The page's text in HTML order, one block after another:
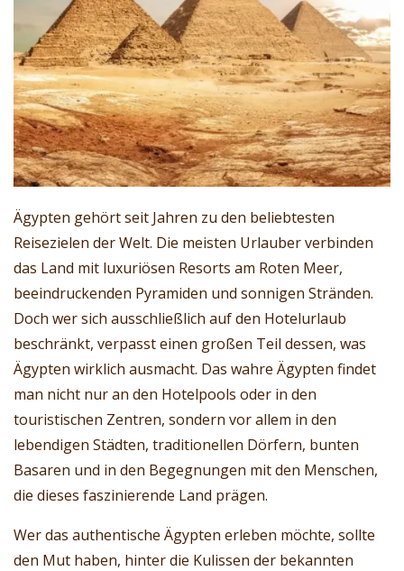
Ägypten gehört seit Jahren zu den beliebtesten
Reisezielen der Welt. Die meisten Urlauber verbinden
das Land mit luxuriösen Resorts am Roten Meer,
beeindruckenden Pyramiden und sonnigen Stränden.
Doch wer sich ausschließlich auf den Hotelurlaub
beschränkt, verpasst einen großen Teil dessen, was
Ägypten wirklich ausmacht. Das wahre Ägypten findet
man nicht nur an den Hotelpools oder in den
touristischen Zentren, sondern vor allem in den
lebendigen Städten, traditionellen Dörfern, bunten
Basaren und in den Begegnungen mit den Menschen,
die dieses faszinierende Land prägen.
Wer das authentische Ägypten erleben möchte, sollte
den Mut haben, hinter die Kulissen der bekannten